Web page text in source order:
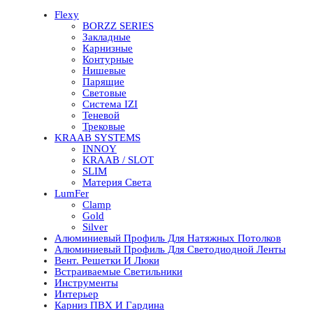
Flexy
BORZZ SERIES
Закладные
Карнизные
Контурные
Нишевые
Парящие
Световые
Система IZI
Теневой
Трековые
KRAAB SYSTEMS
INNOY
KRAAB / SLOT
SLIM
Материя Света
LumFer
Clamp
Gold
Silver
Алюминиевый Профиль Для Натяжных Потолков
Алюминиевый Профиль Для Светодиодной Ленты
Вент. Решетки И Люки
Встраиваемые Светильники
Инструменты
Интерьер
Карниз ПВХ И Гардина